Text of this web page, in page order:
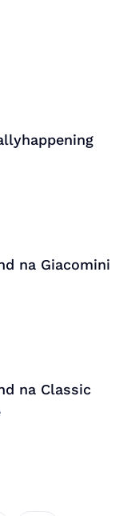
na Giacomini
na Classic